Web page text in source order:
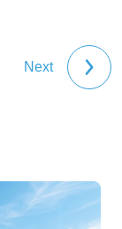
Next